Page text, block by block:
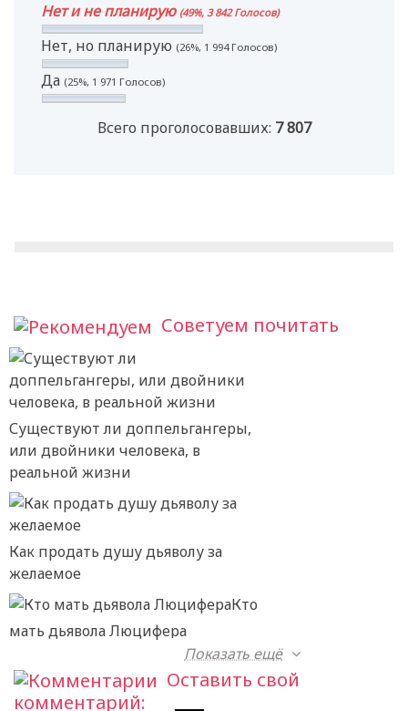
Нет и не планирую (49%, 3 842 Голосов)
Нет, но планирую (26%, 1 994 Голосов)
Да (25%, 1 971 Голосов)
Всего проголосовавших: 7 807
Советуем почитать
Существуют ли доппельгангеры,
или двойники человека, в
реальной жизни
Как продать душу дьяволу за
желаемое
Кто
мать дьявола Люцифера
Показать ещё
Оставить свой
комментарий: